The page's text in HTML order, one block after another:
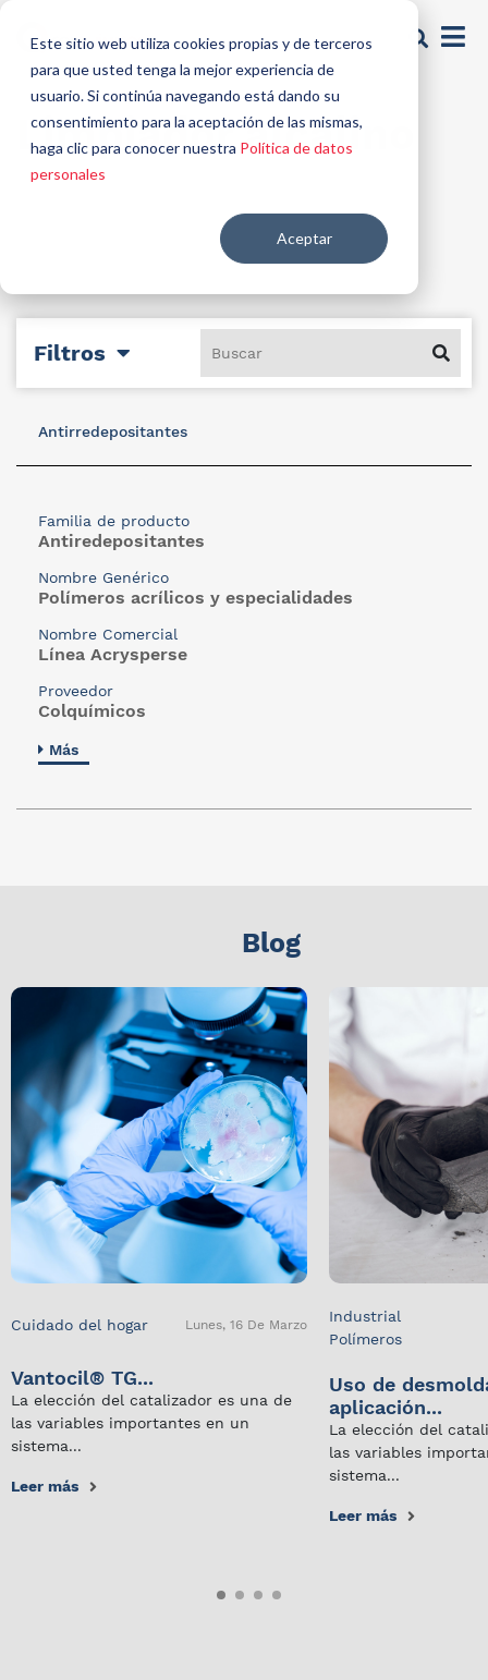
Este sitio web utiliza cookies propias y de terceros
para que usted tenga la mejor experiencia de
usuario. Si continúa navegando está dando su
consentimiento para la aceptación de las mismas,
haga clic para conocer nuestra Política de datos
personales
Aceptar
Limpiador alcalino
Filtros
Antirredepositantes
Familia de producto
Antiredepositantes
Nombre Genérico
Polímeros acrílicos y especialidades
Nombre Comercial
Línea Acrysperse
Proveedor
Colquímicos
Más
Blog
Cuidado del hogar Lunes, 16 De Marzo
Vantocil® TG...
La elección del catalizador es una de
las variables importantes en un
sistema...
Leer más
Industrial
Polímeros
Uso de
aplicación...
La elección del
las variables
sistema...
Leer más